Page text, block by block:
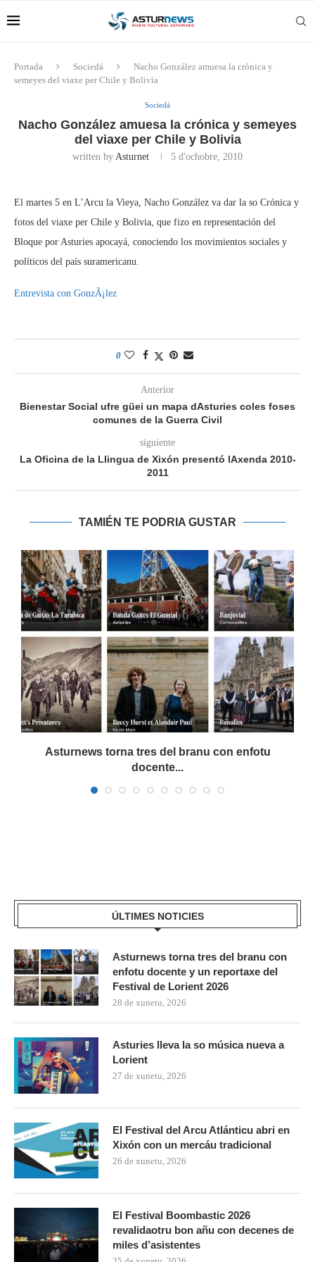
Portada Sociedá
Nacho González amuesa la crónica y
semeyes del viaxe per Chile y Bolivia
Sociedá
Nacho González amuesa la crónica y semeyes
del viaxe per Chile y Bolivia
written by Asturnet 5 d'ochobre, 2010
El martes 5 en L’Arcu la Vieya, Nacho González va dar la so Crónica y
fotos del viaxe per Chile y Bolivia, que fizo en representación del
Bloque por Asturies apocayá, conociendo los movimientos sociales y
políticos del país suramericanu.
Entrevista con GonzÃ¡lez
0
Anterior
Bienestar Social ufre güei un mapa dAsturies coles foses
comunes de la Guerra Civil
siguiente
La Oficina de la Llingua de Xixón presentó lAxenda 2010-
2011
TAMIÉN TE PODRIA GUSTAR
Asturnews torna tres del branu con enfotu
docente...
ÚLTIMES NOTICIES
Asturnews torna tres del branu con
enfotu docente y un reportaxe del
Festival de Lorient 2026
28 de xunetu, 2026
Asturies lleva la so música nueva a
Lorient
27 de xunetu, 2026
El Festival del Arcu Atlánticu abri en
Xixón con un mercáu tradicional
26 de xunetu, 2026
El Festival Boombastic 2026
revalidaotru bon añu con decenes de
miles d’asistentes